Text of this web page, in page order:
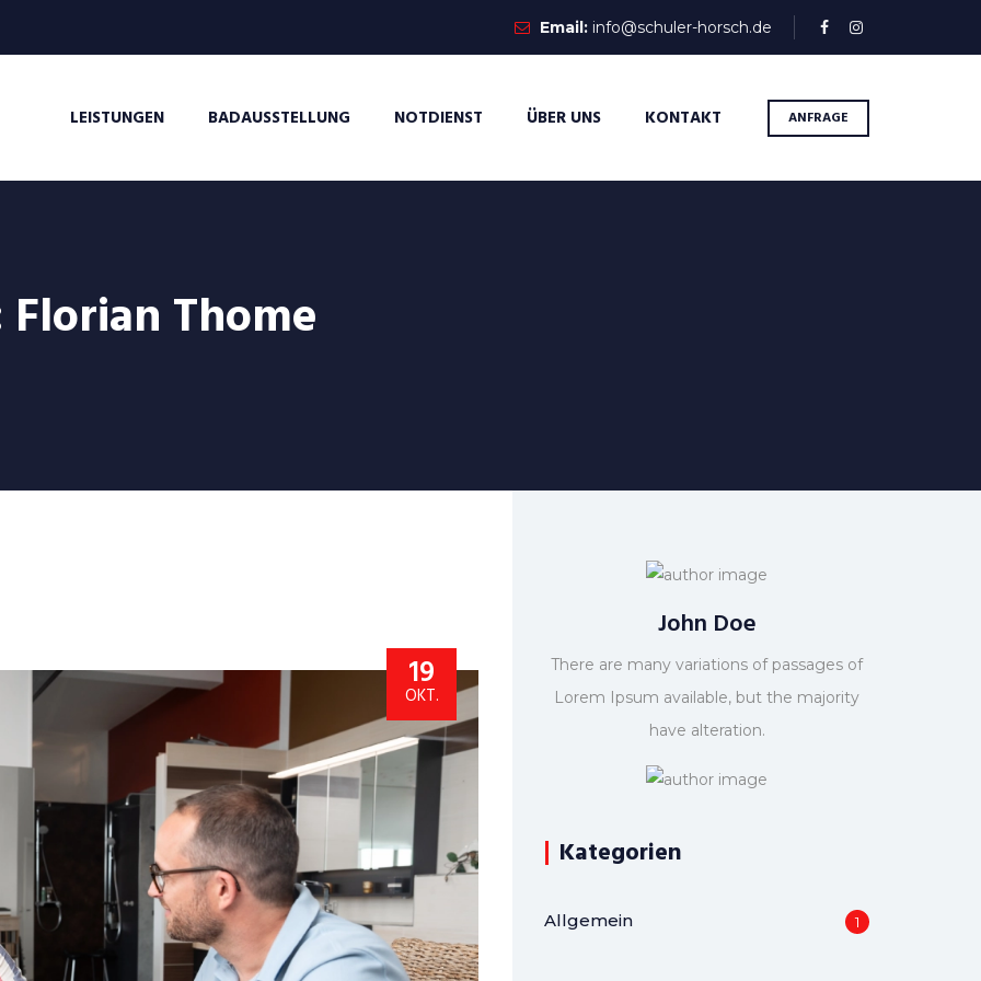
Email: info@schuler-horsch.de
ANFRAGE
LEISTUNGEN BADAUSSTELLUNG NOTDIENST ÜBER UNS KONTAKT
Florian Thome
19
OKT.
John Doe
There are many variations of passages of
Lorem Ipsum available, but the majority
have alteration.
Kategorien
Allgemein 1